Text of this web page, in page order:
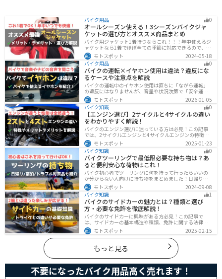
バイク用品 0
オールシーズン使える！3シーズンバイクジャ
ケットの選び方とオススメ商品まとめ
バイク用ジャケット1着持つならこれ！！！年中使えるジ
ャケットなら1着でほぼ全ての季節に対応できるので、出
費も抑えられます。真夏や真冬など極端な季節に乗る場
合は専用ジャケットがあるとより快適になるのでツーリ
ングスタイルに合わせて検討してください。
モトスポット
2024-05-18
バイク用品
0
バイクの運転×イヤホン使用は違法？違反にな
るケースや注意点を解説
バイクの運転中のイヤホン使用は直ちに「ながら運転」
の違反にはなりませんが、音量や状況次第で「安全運転
義務違反」や各都道府県の「道路交通法施行細則」に抵
触する恐れがあります。周囲の音が聞こえる適切な音量
を保ち、スマホ操作は厳禁。耳を塞がない骨伝導イヤホ
ンや、ヘルメット用スピーカーの活用も安全な音楽体験
には有効な選択肢です。
モトスポット
2026-01-05
バイク知識
0
【エンジン選び】2サイクルと4サイクルの違い
をわかりやすく解説！
バイクのエンジン選びに迷っている方は必見！この記事
では、2サイクルエンジンと4サイクルエンジンの特徴や
メリット、選び方を解説しています。実は、4サイクルエ
ンジンは燃費が良く経済的で扱いやすいため、初心者の
方にはおすすめです。記事を読めば、最適なエンジン選
びのヒントが得られます。
モトスポット
2025-01-23
バイク知識
0
バイクツーリングで最低限必要な持ち物は？あ
ると便利安心な荷物はこれ！
バイク初心者でツーリングに何を持って行ったらいいの
か分からない人向けに持ち物をまとめました！日帰りや1
泊以上の日数別、トラブル対策やメンテ用品、出先であ
ると便利なアイテムまで全て解説しています。アレを忘
れた！持ってきたけど使わなかったなど出先で困らない
よう自分に必要な荷物を把握しておきましょう。
モトスポット
2024-09-08
バイク知識
1
バイクのサイドカーの魅力とは？種類と選び
方・必要な免許を徹底解説！
バイクのサイドカーに興味がある方必見！この記事で
は、サイドカーの基本構造や種類、免許に関する法律、
メンテナンス方法を解説しています。実は、サイドカー
は法律上、二輪車として扱われるため、排気量に応じた
二輪免許が必要です。この記事を読めば、サイドカーの
正しい楽しみ方がわかります。
モトスポット 2025-02-15
もっと見る
不要になったバイク用品高く売れます！